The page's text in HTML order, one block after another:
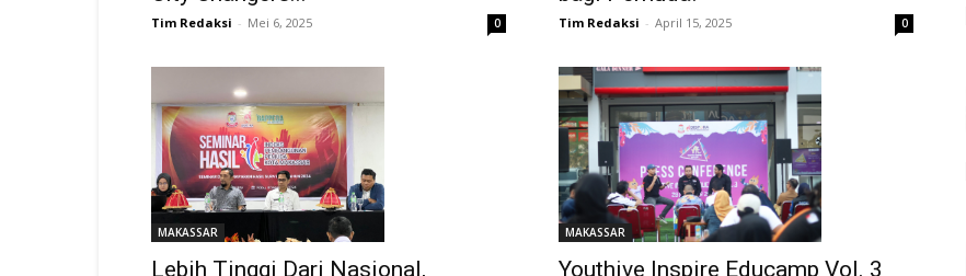
Tim Redaksi - Mei 6, 2025 0 Tim Redaksi - April 15, 2025 0
MAKASSAR
Lebih Tinggi Dari Nasional,
MAKASSAR
Youthive Inspire Educamp Vol. 3